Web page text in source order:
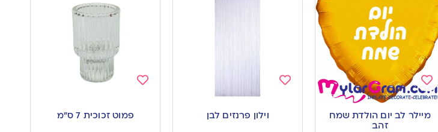
Add
to
wishlist
מיילר לב יום הולדת שמח
זהב
wishlist
וילון פרנזים לבן
wishlist
פמוט זכוכית 7 ס”מ